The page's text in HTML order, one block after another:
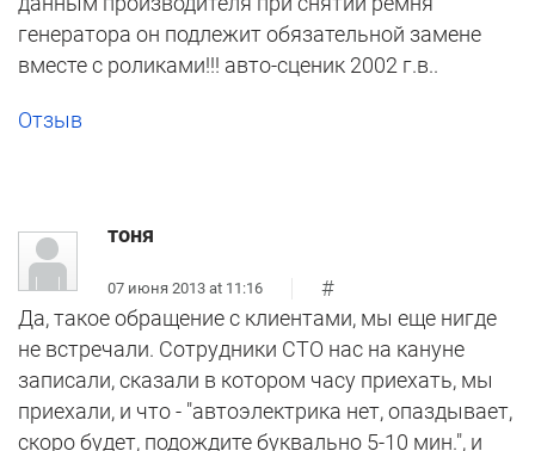
генератора он подлежит обязательной замене
вместе с роликами!!! авто-сценик 2002 г.в..
Отзыв
тоня
07 июня 2013 at 11:16
#
Да, такое обращение с клиентами, мы еще нигде
не встречали. Сотрудники СТО нас на кануне
записали, сказали в котором часу приехать, мы
приехали, и что - "автоэлектрика нет, опаздывает,
скоро будет, подождите буквально 5-10 мин.", и